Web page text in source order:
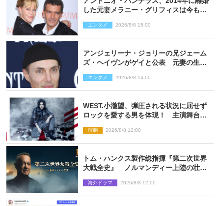
した元妻メラニー・グリフィスは今も
エンタメ 2026/8/8 15:00
アンジェリーナ・ジョリーの兄ジェーム
ズ・ヘイヴンがゲイと公表 元妻の生配
エンタメ 2026/8/8 14:00
WEST.小瀧望、弾圧される状況に屈せず
ロックを愛する男を体現！ 主演舞台
演劇 2026/8/8 12:00
トム・ハンクス製作総指揮『第二次世界
大戦全史』 ノルマンディー上陸の壮絶
海外ドラマ 2026/8/8 12:00